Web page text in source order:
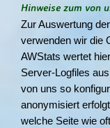
Hinweise zum von
Zur Auswertung
verwenden wir die
AWStats wertet
Server-Logfiles
von uns so
anonymisiert
welche Seite wie